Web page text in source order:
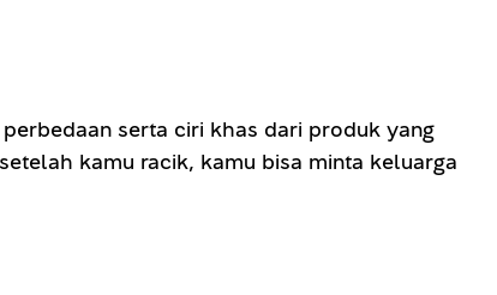
serta ciri khas dari produk yang
kamu racik, kamu bisa minta keluarga